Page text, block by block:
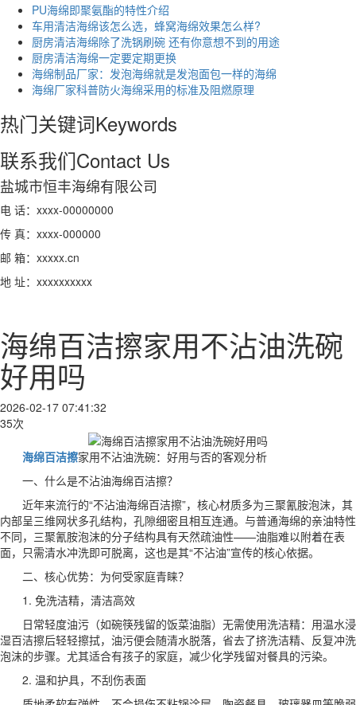
PU海绵即聚氨酯的特性介绍
车用清洁海绵该怎么选，蜂窝海绵效果怎么样?
厨房清洁海绵除了洗锅刷碗 还有你意想不到的用途
厨房清洁海绵一定要定期更换
海绵制品厂家：发泡海绵就是发泡面包一样的海绵
海绵厂家科普防火海绵采用的标准及阻燃原理
热门关键词Keywords
联系我们Contact Us
盐城市恒丰海绵有限公司
电 话：xxxx-00000000
传 真：xxxx-000000
邮 箱：xxxxx.cn
地 址：xxxxxxxxxx
海绵百洁擦家用不沾油洗碗
好用吗
2026-02-17 07:41:32
35次
海绵百洁擦家用不沾油洗碗：好用与否的客观分析
一、什么是不沾油海绵百洁擦？
近年来流行的“不沾油海绵百洁擦”，核心材质多为三聚氰胺泡沫，其
内部呈三维网状多孔结构，孔隙细密且相互连通。与普通海绵的亲油特性
不同，三聚氰胺泡沫的分子结构具有天然疏油性——油脂难以附着在表
面，只需清水冲洗即可脱离，这也是其“不沾油”宣传的核心依据。
二、核心优势：为何受家庭青睐？
1. 免洗洁精，清洁高效
日常轻度油污（如碗筷残留的饭菜油脂）无需使用洗洁精：用温水浸
湿百洁擦后轻轻擦拭，油污便会随清水脱落，省去了挤洗洁精、反复冲洗
泡沫的步骤。尤其适合有孩子的家庭，减少化学残留对餐具的污染。
2. 温和护具，不刮伤表面